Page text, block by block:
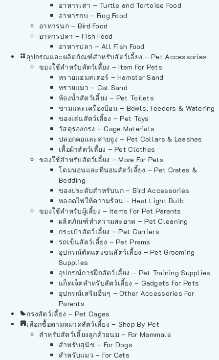
อาหารเต่า – Turtle and Tortoise Food
อาหารกบ – Frog Food
อาหารนก – Bird Food
อาหารปลา – Fish Food
อาหารปลา – All Fish Food
อุปกรณและผลิตภัณฑ์สำหรับสัตว์เลี้ยง – Pet Accessories
ของใช้สำหรับสัตว์เลี้ยง – Item For Pets
ทรายแฮมสเตอร์ – Hamster Sand
ทรายแมว – Cat Sand
ห้องน้ำสัตว์เลี้ยง – Pet Toilets
ชามและเครื่องป้อน – Bowls, Feeders & Watering
ของเล่นสัตว์เลี้ยง – Pet Toys
วัสดุรองกรง – Cage Materials
ปลอกคอและสายจูง – Pet Collars & Leashes
เสื้อผ้าสัตว์เลี้ยง – Pet Clothes
ของใช้สำหรับสัตว์เลี้ยง – More For Pets
โดมนอนและที่นอนสัตว์เลี้ยง – Pet Crates &
Bedding
ของประดับสำหรับนก – Bird Accessories
หลอดไฟให้ความร้อน – Heat Light Bulb
ของใช้สำหรับผู้เลี้ยง – Items For Pet Parents
ผลิตภัณฑ์ทำความสะอาด – Pet Cleaning
กระเป๋าสัตว์เลี้ยง – Pet Carriers
รถเข็นสัตว์เลี้ยง – Pet Prams
อุปกรณ์ตัดแต่งขนสัตว์เลี้ยง – Pet Grooming
Supplies
อุปกรณ์การฝึกสัตว์เลี้ยง – Pet Training Supplies
แก็ดเจ็ตสำหรับสัตว์เลี้ยง – Gadgets For Pets
อุปกรณ์เสริมอื่นๆ – Other Accessories For
Parents
กรงสัตว์เลี้ยง – Pet Cages
เลือกซื้อตามหมวดสัตว์เลี้ยง – Shop By Pet
สำหรับสัตว์เลี้ยงลูกด้วยนม – For Mammals
สำหรับสุนัข – For Dogs
สำหรับแมว – For Cats